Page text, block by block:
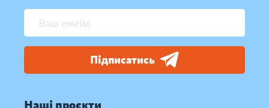
Підписатись